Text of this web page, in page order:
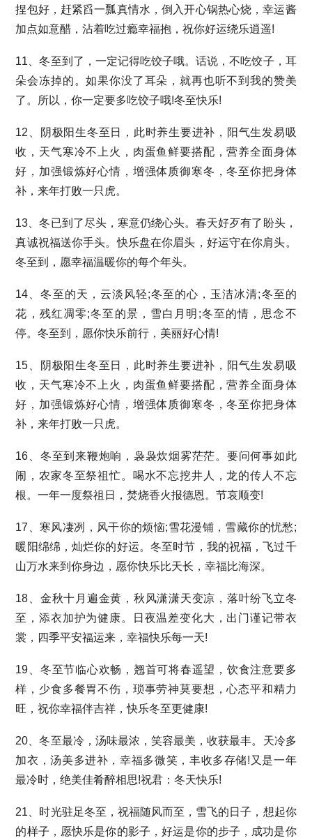
捏包好，赶紧舀一瓢真情水，倒入开心锅热心烧，幸运酱
加点如意醋，沾着吃过瘾幸福抱，祝你好运绕乐逍遥!
11、冬至到了，一定记得吃饺子哦。话说，不吃饺子，耳
朵会冻掉的。如果你没了耳朵，就再也听不到我的赞美
了。所以，你一定要多吃饺子哦!冬至快乐!
12、阴极阳生冬至日，此时养生要进补，阳气生发易吸
收，天气寒冷不上火，肉蛋鱼鲜要搭配，营养全面身体
好，加强锻炼好心情，增强体质御寒冬，冬至你把身体
补，来年打败一只虎。
13、冬已到了尽头，寒意仍绕心头。春天好歹有了盼头，
真诚祝福送你手头。快乐盘在你眉头，好运守在你肩头。
冬至到，愿幸福温暖你的每个年头。
14、冬至的天，云淡风轻;冬至的心，玉洁冰清;冬至的
花，残红凋零;冬至的景，雪白月明;冬至的情，思念不
停。冬至到，愿你快乐前行，美丽好心情!
15、阴极阳生冬至日，此时养生要进补，阳气生发易吸
收，天气寒冷不上火，肉蛋鱼鲜要搭配，营养全面身体
好，加强锻炼好心情，增强体质御寒冬，冬至你把身体
补，来年打败一只虎。
16、冬至到来鞭炮响，袅袅炊烟雾茫茫。要问何事如此
闹，农家冬至祭祖忙。喝水不忘挖井人，龙的传人不忘
根。一年一度祭祖日，焚烧香火报德恩。节哀顺变!
17、寒风凄冽，风干你的烦恼;雪花漫铺，雪藏你的忧愁;
暖阳绵绵，灿烂你的好运。冬至时节，我的祝福，飞过千
山万水来到你身边，愿你快乐比天长，幸福比海深。
18、金秋十月遍金黄，秋风潇潇天变凉，落叶纷飞立冬
至，添衣加护为健康。日夜温差变化大，出门谨记带衣
裳，四季平安福运来，幸福快乐每一天!
19、冬至节临心欢畅，翘首可将春遥望，饮食注意要多
样，少食多餐胃不伤，琐事劳神莫要想，心态平和精力
旺，祝你幸福伴吉祥，快乐冬至更健康!
20、冬至最冷，汤味最浓，笑容最美，收获最丰。天冷多
加衣，汤美多进补，幸福多微笑，丰收多存储!又是一年
最冷时，绝美佳肴醉相思!祝君：冬天快乐!
21、时光驻足冬至，祝福随风而至，雪飞的日子，想起你
的样子，愿快乐是你的影子，好运是你的步子，成功是你